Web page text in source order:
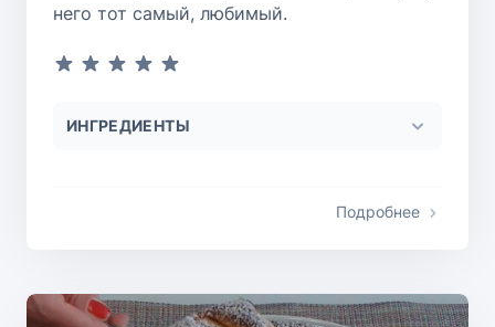
него тот самый, любимый.
ИНГРЕДИЕНТЫ
Подробнее